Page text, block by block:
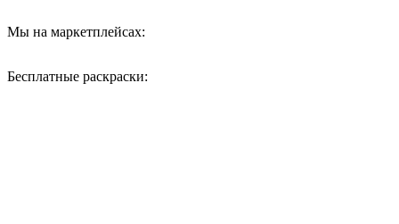
Мы на маркетплейсах:
Бесплатные раскраски: